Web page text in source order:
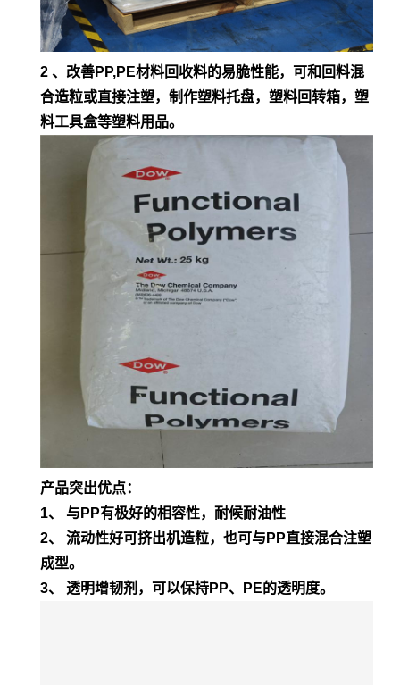
2 、改善PP,PE材料回收料的易脆性能，可和回料混
合造粒或直接注塑，制作塑料托盘，塑料回转箱，塑
料工具盒等塑料用品。
产品突出优点：
1、 与PP有极好的相容性，耐候耐油性
2、 流动性好可挤出机造粒，也可与PP直接混合注塑
成型。
3、 透明增韧剂，可以保持PP、PE的透明度。